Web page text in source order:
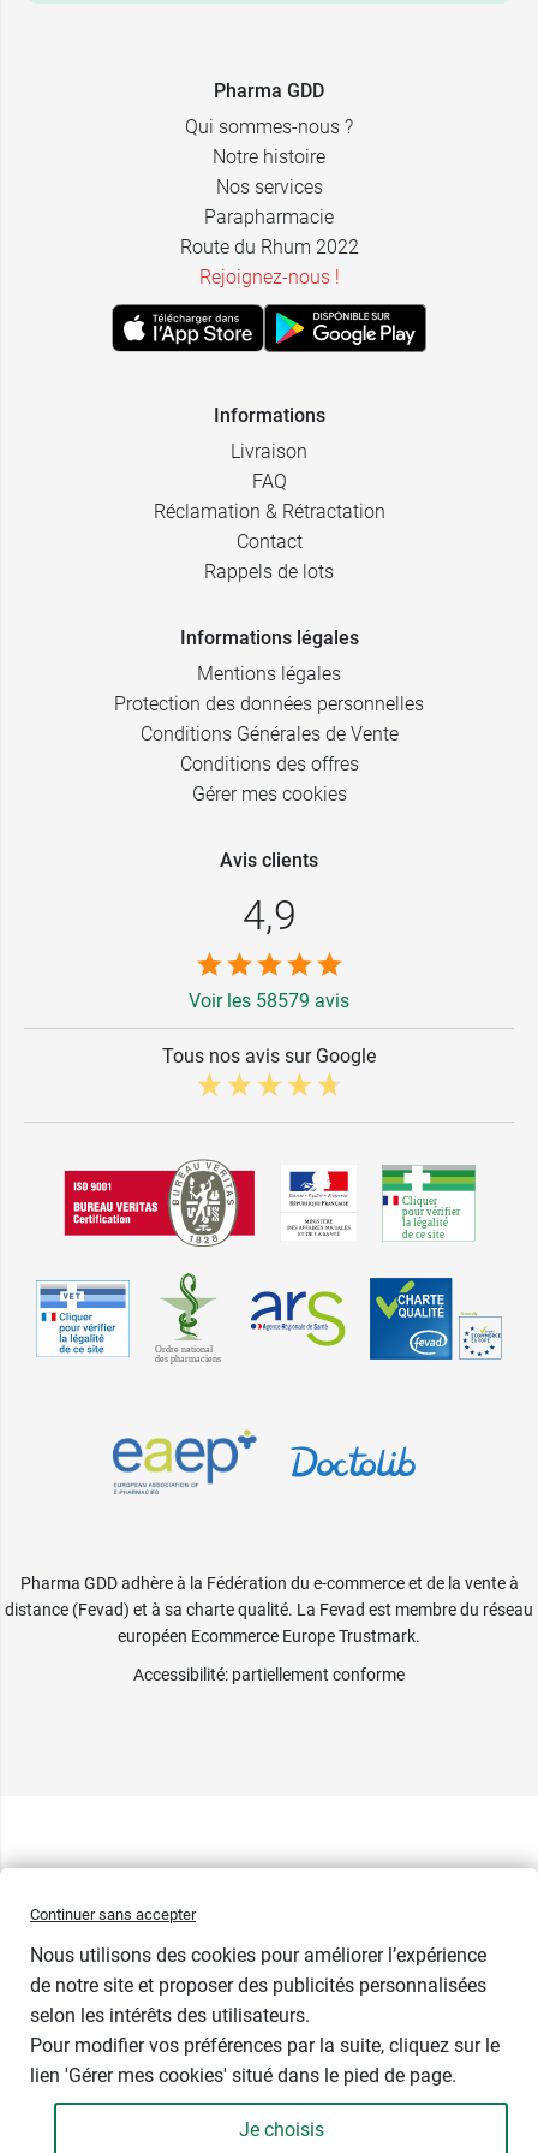
Pharma GDD
Qui sommes-nous ?
Notre histoire
Nos services
Parapharmacie
Route du Rhum 2022
Rejoignez-nous !
Informations
Livraison
FAQ
Réclamation & Rétractation
Contact
Rappels de lots
Informations légales
Mentions légales
Protection des données personnelles
Conditions Générales de Vente
Conditions des offres
Gérer mes cookies
Avis clients
4,9
Voir les 58579 avis
Tous nos avis sur Google
Pharma GDD adhère à la Fédération du e-commerce et de la vente à
distance (Fevad) et à sa charte qualité. La Fevad est membre du réseau
européen Ecommerce Europe Trustmark.
Accessibilité: partiellement conforme
Continuer sans accepter
Nous utilisons des cookies pour améliorer l’expérience
de notre site et proposer des publicités personnalisées
selon les intérêts des utilisateurs.
Pour modifier vos préférences par la suite, cliquez sur le
lien 'Gérer mes cookies' situé dans le pied de page.
Je choisis